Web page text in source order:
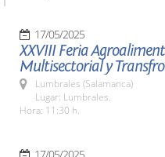
17/05/2025
XXVIII Feria
Multisectorial y
Lumbrales (Salamanca)
Lugar: Lumbrales.
Hora: 11:30 h.